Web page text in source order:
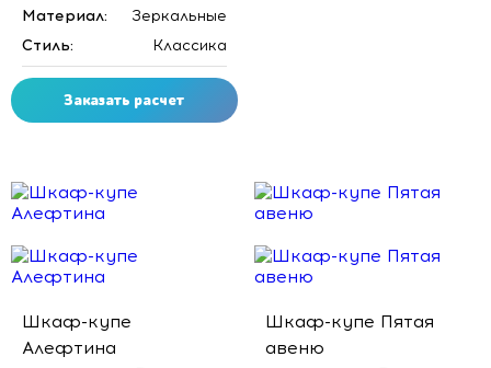
Материал:
Зеркальные
Стиль:
Классика
Заказать расчет
Шкаф-купе
Алефтина
Шкаф-купе Пятая
авеню